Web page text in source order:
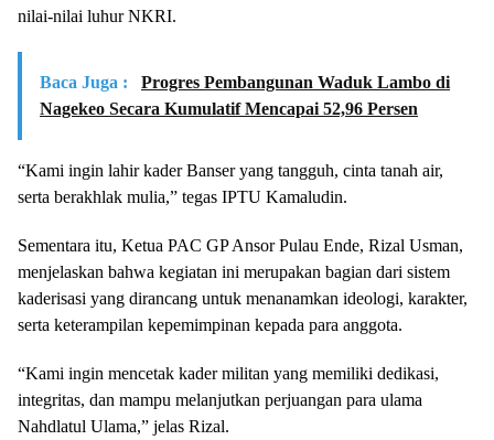
nilai-nilai luhur NKRI.
Baca Juga :
Progres Pembangunan Waduk Lambo di
Nagekeo Secara Kumulatif Mencapai 52,96 Persen
“Kami ingin lahir kader Banser yang tangguh, cinta tanah air,
serta berakhlak mulia,” tegas IPTU Kamaludin.
Sementara itu, Ketua PAC GP Ansor Pulau Ende, Rizal Usman,
menjelaskan bahwa kegiatan ini merupakan bagian dari sistem
kaderisasi yang dirancang untuk menanamkan ideologi, karakter,
serta keterampilan kepemimpinan kepada para anggota.
“Kami ingin mencetak kader militan yang memiliki dedikasi,
integritas, dan mampu melanjutkan perjuangan para ulama
Nahdlatul Ulama,” jelas Rizal.